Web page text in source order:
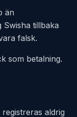
än
Swisha tillbaka
falsk.
som betalning.
aldrig